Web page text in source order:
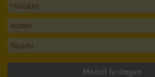
Modell festlegen